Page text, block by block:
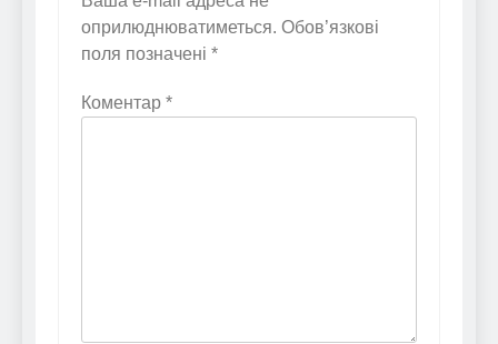
оприлюднюватиметься. Обов’язкові
поля позначені *
Коментар *